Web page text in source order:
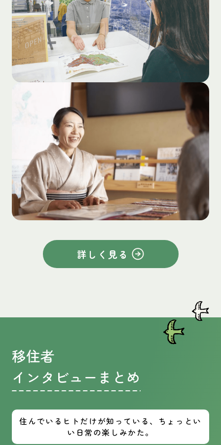
詳しく見る
移住者
インタビューまとめ
住んでいるヒトだけが知っている、ちょっとい
い日常の楽しみかた。